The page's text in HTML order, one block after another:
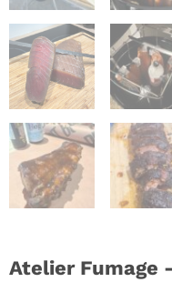
Atelier Fumage